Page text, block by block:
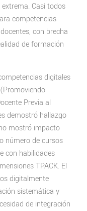
Casi todos
competencias
con brecha
de formación
digitales
Previa al
demostró hallazgo
mostró impacto
número de cursos
con habilidades
TPACK. El
digitalmente
sistemática y
de integración